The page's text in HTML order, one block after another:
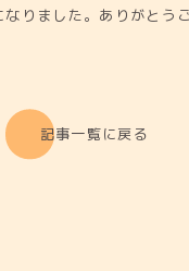
りました。ありがとう
記事一覧に戻る